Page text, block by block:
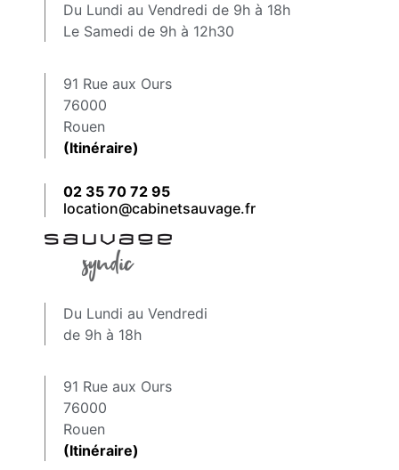
Du Lundi au Vendredi de 9h à 18h
Le Samedi de 9h à 12h30
91 Rue aux Ours
76000
Rouen
(Itinéraire)
02 35 70 72 95
location@cabinetsauvage.fr
Du Lundi au Vendredi
de 9h à 18h
91 Rue aux Ours
76000
Rouen
(Itinéraire)